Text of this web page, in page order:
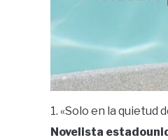
1. «Solo en la quietud
Novelista